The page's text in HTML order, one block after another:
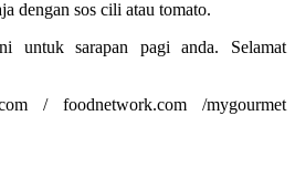
dengan sos cili atau tomato.
untuk sarapan pagi anda. Selamat
/ foodnetwork.com /mygourmet